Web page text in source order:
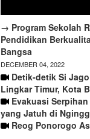
→ Program Sekolah
Pendidikan
Bangsa
DECEMBER 04, 2022
Detik-detik Si
Lingkar Timur, Kota
Evakuasi
yang Jatuh di
Reog Ponorogo